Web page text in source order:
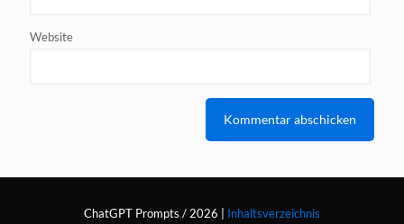
Website
ChatGPT Prompts / 2026 | Inhaltsverzeichnis